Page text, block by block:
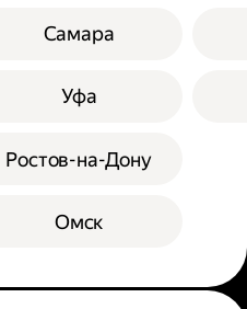
Самара
Уфа
Ростов-на-Дону
Омск